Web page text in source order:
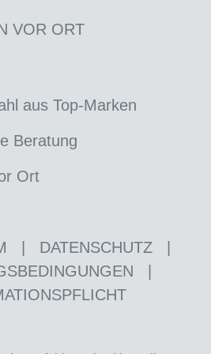
VOR ORT
aus Top-Marken
Beratung
Ort
DATENSCHUTZ